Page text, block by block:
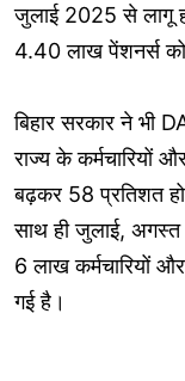
जुलाई 2025 से लागू
4.40 लाख पेंशनर्स को
बिहार सरकार ने भी
राज्य के कर्मचारियों
बढ़कर 58 प्रतिशत
साथ ही जुलाई, अगस्त
6 लाख कर्मचारियों
गई है।